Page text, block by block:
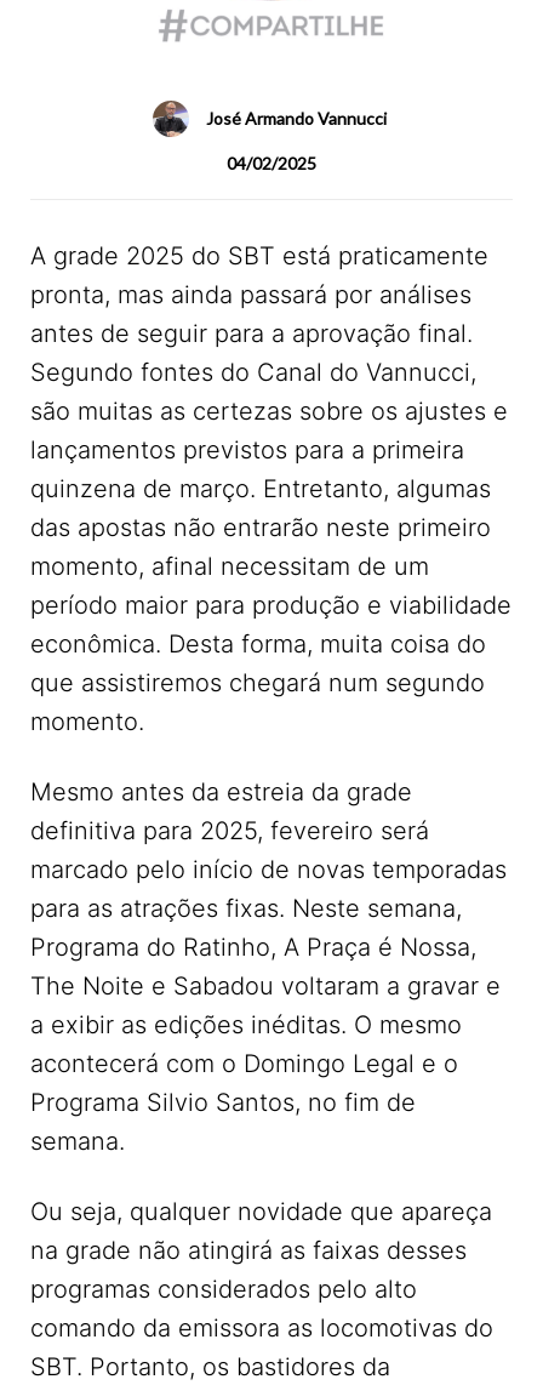
José Armando Vannucci
04/02/2025
A grade 2025 do SBT está praticamente
pronta, mas ainda passará por análises
antes de seguir para a aprovação final.
Segundo fontes do Canal do Vannucci,
são muitas as certezas sobre os ajustes e
lançamentos previstos para a primeira
quinzena de março. Entretanto, algumas
das apostas não entrarão neste primeiro
momento, afinal necessitam de um
período maior para produção e viabilidade
econômica. Desta forma, muita coisa do
que assistiremos chegará num segundo
momento.
Mesmo antes da estreia da grade
definitiva para 2025, fevereiro será
marcado pelo início de novas temporadas
para as atrações fixas. Neste semana,
Programa do Ratinho, A Praça é Nossa,
The Noite e Sabadou voltaram a gravar e
a exibir as edições inéditas. O mesmo
acontecerá com o Domingo Legal e o
Programa Silvio Santos, no fim de
semana.
Ou seja, qualquer novidade que apareça
na grade não atingirá as faixas desses
programas considerados pelo alto
comando da emissora as locomotivas do
SBT. Portanto, os bastidores da